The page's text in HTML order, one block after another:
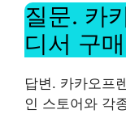
질문. 카
디서 구
답변. 카카오프
인 스토어와 각